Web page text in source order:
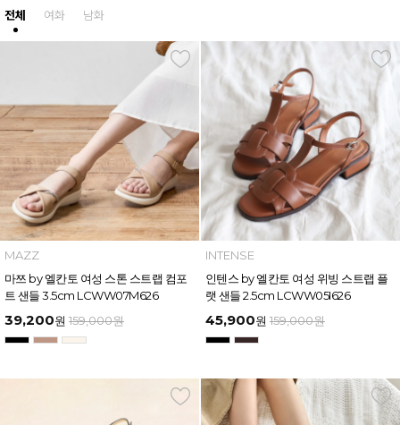
전체 여화 남화
MAZZ
마쯔 by 엘칸토 여성 스톤 스트랩 컴포
트 샌들 3.5cm LCWW07M626
39,200원 159,000원
INTENSE
인텐스 by 엘칸토 여성 위빙 스트랩 플
랫 샌들 2.5cm LCWW05I626
45,900원 159,000원